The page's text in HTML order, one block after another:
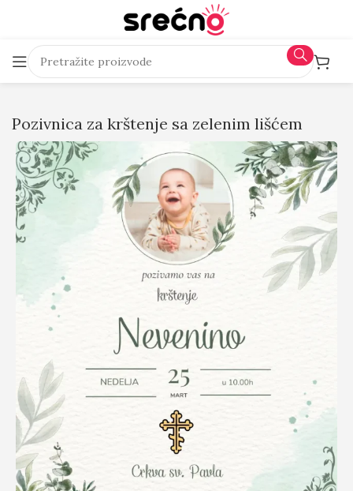
Pozivnica za krštenje sa zelenim lišćem